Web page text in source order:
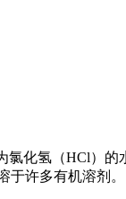
氯化氢（HCl）
于许多有机溶剂。